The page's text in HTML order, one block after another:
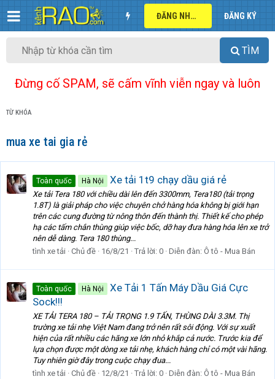
ĐĂNG NHẬP ĐĂNG KÝ
TÌM
Đừng cố SPAM, sẽ cấm vĩnh viễn ngay và luôn
TỪ KHÓA
mua xe tai gia rẻ
Toàn quốc Hà Nội Xe tải 1t9 chạy dầu giá rẻ
Xe tải Tera 180 với chiều dài lên đến 3300mm, Tera180 (tải trọng
1.8T) là giải pháp cho việc chuyên chở hàng hóa không bị giới hạn
trên các cung đường từ nông thôn đến thành thị. Thiết kế cho phép
hạ các tấm chắn thùng giúp việc bốc, dỡ hay đưa hàng hóa lên xe trở
nên dễ dàng. Tera 180 thùng...
tình xe tải
Chủ đề 16/8/21 Trả lời: 0 Diễn đàn: Ô tô - Mua Bán
Toàn quốc Hà Nội
Xe Tải 1 Tấn Máy Dầu Giá Cực
Sock!!!
XE TẢI TERA 180 – TẢI TRỌNG 1.9 TẤN, THÙNG DÀI 3.3M. Thị
trường xe tải nhẹ Việt Nam đang trở nên rất sôi động. Với sự xuất
hiện của rất nhiều các hãng xe lớn nhỏ khắp cả nước. Trước kia để
lựa chọn được một dòng xe tải nhẹ, khách hàng chỉ có một vài hãng.
Tuy nhiên giờ đây trong cuộc chạy đua...
tình xe tải
Chủ đề 12/8/21 Trả lời: 0 Diễn đàn: Ô tô - Mua Bán